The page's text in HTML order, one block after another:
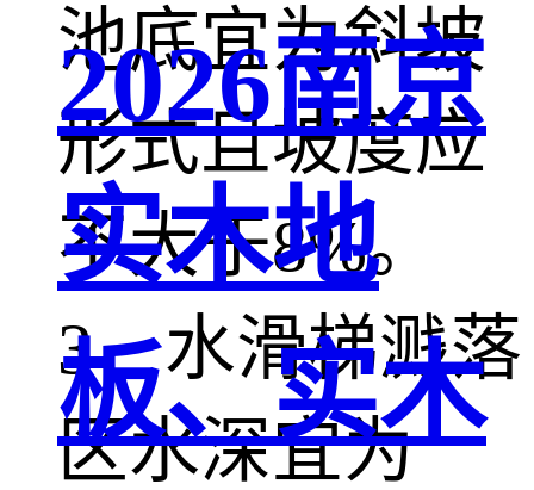
池底宜为斜坡
形式且坡度应
不大于8%。
3、水滑梯溅落
区水深宜为
2026南京
实木地
板、实木